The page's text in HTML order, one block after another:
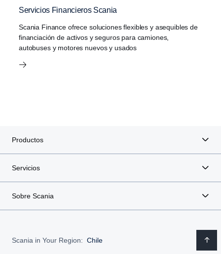
Servicios Financieros Scania
Scania Finance ofrece soluciones flexibles y asequibles de
financiación de activos y seguros para camiones,
autobuses y motores nuevos y usados
Productos
Servicios
Sobre Scania
Scania in Your Region: Chile